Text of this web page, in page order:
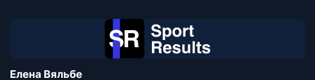
Елена Вяльбе